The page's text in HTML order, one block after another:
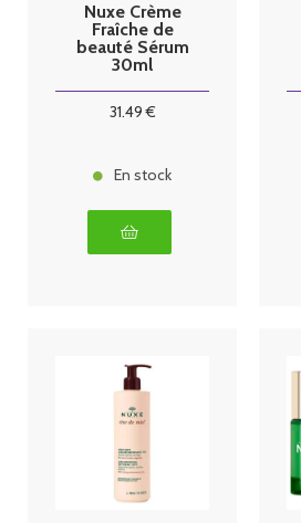
Nuxe Crème
Fraîche de
beauté Sérum
30ml
31.49€
En stock